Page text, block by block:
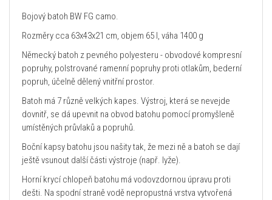
Bojový batoh BW FG camo.
Rozměry cca 63x43x21 cm, objem 65 l, váha 1400 g
Německý batoh z pevného polyesteru - obvodové kompresní
popruhy, polstrované ramenní popruhy proti otlakům, bederní
popruh, účelně dělený vnitřní prostor.
Batoh má 7 různě velkých kapes. Výstroj, která se nevejde
dovnitř, se dá upevnit na obvod batohu pomocí promyšleně
umístěných průvlaků a popruhů.
Boční kapsy batohu jsou našity tak, že mezi ně a batoh se dají
ještě vsunout další části výstroje (např. lyže).
Horní krycí chlopeň batohu má vodovzdornou úpravu proti
dešti. Na spodní straně vodě nepropustná vrstva vytvořená